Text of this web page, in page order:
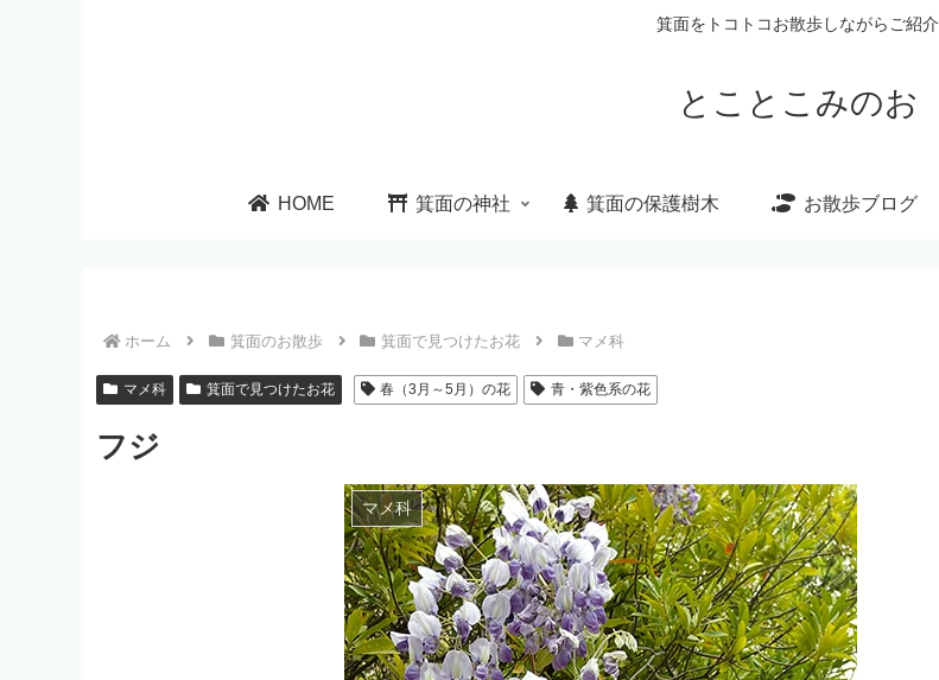
箕面をトコトコお散歩しながらご紹介
とことこみのお
HOME 箕面の神社 箕面の保護樹木 お散歩ブログ
ホーム 箕面のお散歩 箕面で見つけたお花 マメ科
マメ科 箕面で見つけたお花 春（3月～5月）の花 青・紫色系の花
フジ
マメ科